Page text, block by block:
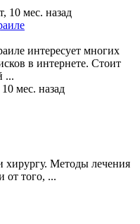
10 мес. назад
интересует многих
в интернете. Стоит
...
мес. назад
хирургу. Методы лечения
от того, ...